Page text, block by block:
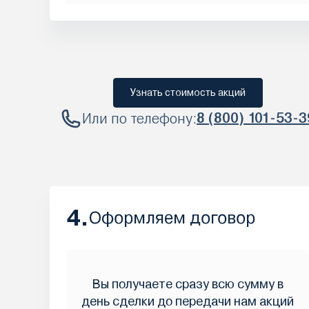
Узнать стоимость акций
Или по телефону:8 (800) 101-53-
4.Оформляем договор
Вы получаете сразу всю сумму в
день сделки до передачи нам акций